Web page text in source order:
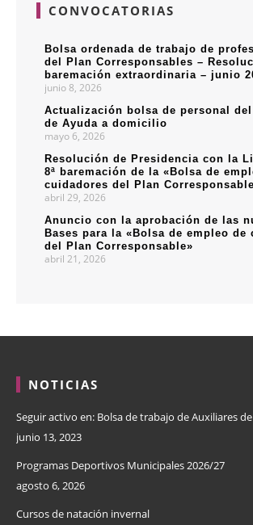
CONVOCATORIAS
Bolsa ordenada de trabajo de
del Plan Corresponsables –
baremación extraordinaria – junio
junio 8, 2026
Actualización bolsa de personal
de Ayuda a domicilio
mayo 6, 2026
Resolución de Presidencia con la
8ª baremación de la «Bolsa de
cuidadores del Plan
abril 29, 2026
Anuncio con la aprobación de las
Bases para la «Bolsa de empleo de
del Plan Corresponsable»
abril 21, 2026
NOTICIAS
Seguir activo en: Bolsa de trabajo de Auxiliares de
junio 13, 2023
Programas Deportivos Municipales 2026/27
agosto 6, 2026
Cursos de natación invernal